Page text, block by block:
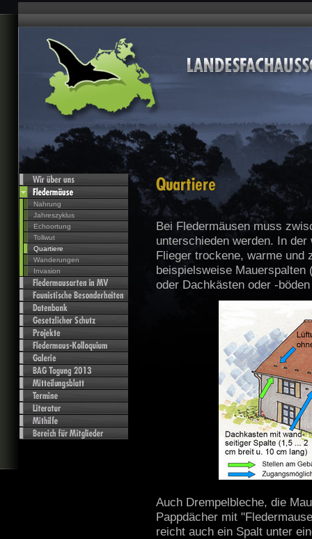
Nahrung
Jahreszyklus
Echoortung
Tollwut
Quartiere
Wanderungen
Invasion
Bei Fledermäusen muss
unterschieden werden. In
Flieger trockene, warme und
beispielsweise
oder Dachkästen oder -
Auch Drempelbleche, die
Pappdächer mit
reicht auch ein Spalt unter